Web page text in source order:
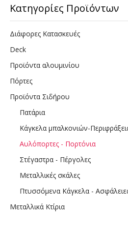
Κατηγορίες Προϊόντων
Διάφορες Κατασκευές
Deck
Προϊόντα αλουμινίου
Πόρτες
Προϊόντα Σιδήρου
Πατάρια
Κάγκελα μπαλκονιών-
Αυλόπορτες - Πορτόνια
Στέγαστρα - Πέργολες
Μεταλλικές σκάλες
Πτυσσόμενα Κάγκελα -
Μεταλλικά Κτίρια